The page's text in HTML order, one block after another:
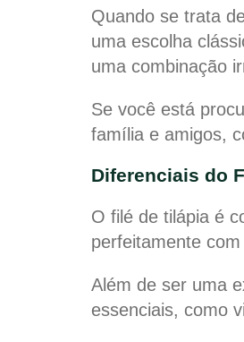
Quando se trata
uma escolha
uma combinação
Se você está
família e amigos,
Diferenciais do
O filé de tilápia é
perfeitamente
Além de ser uma
essenciais, como